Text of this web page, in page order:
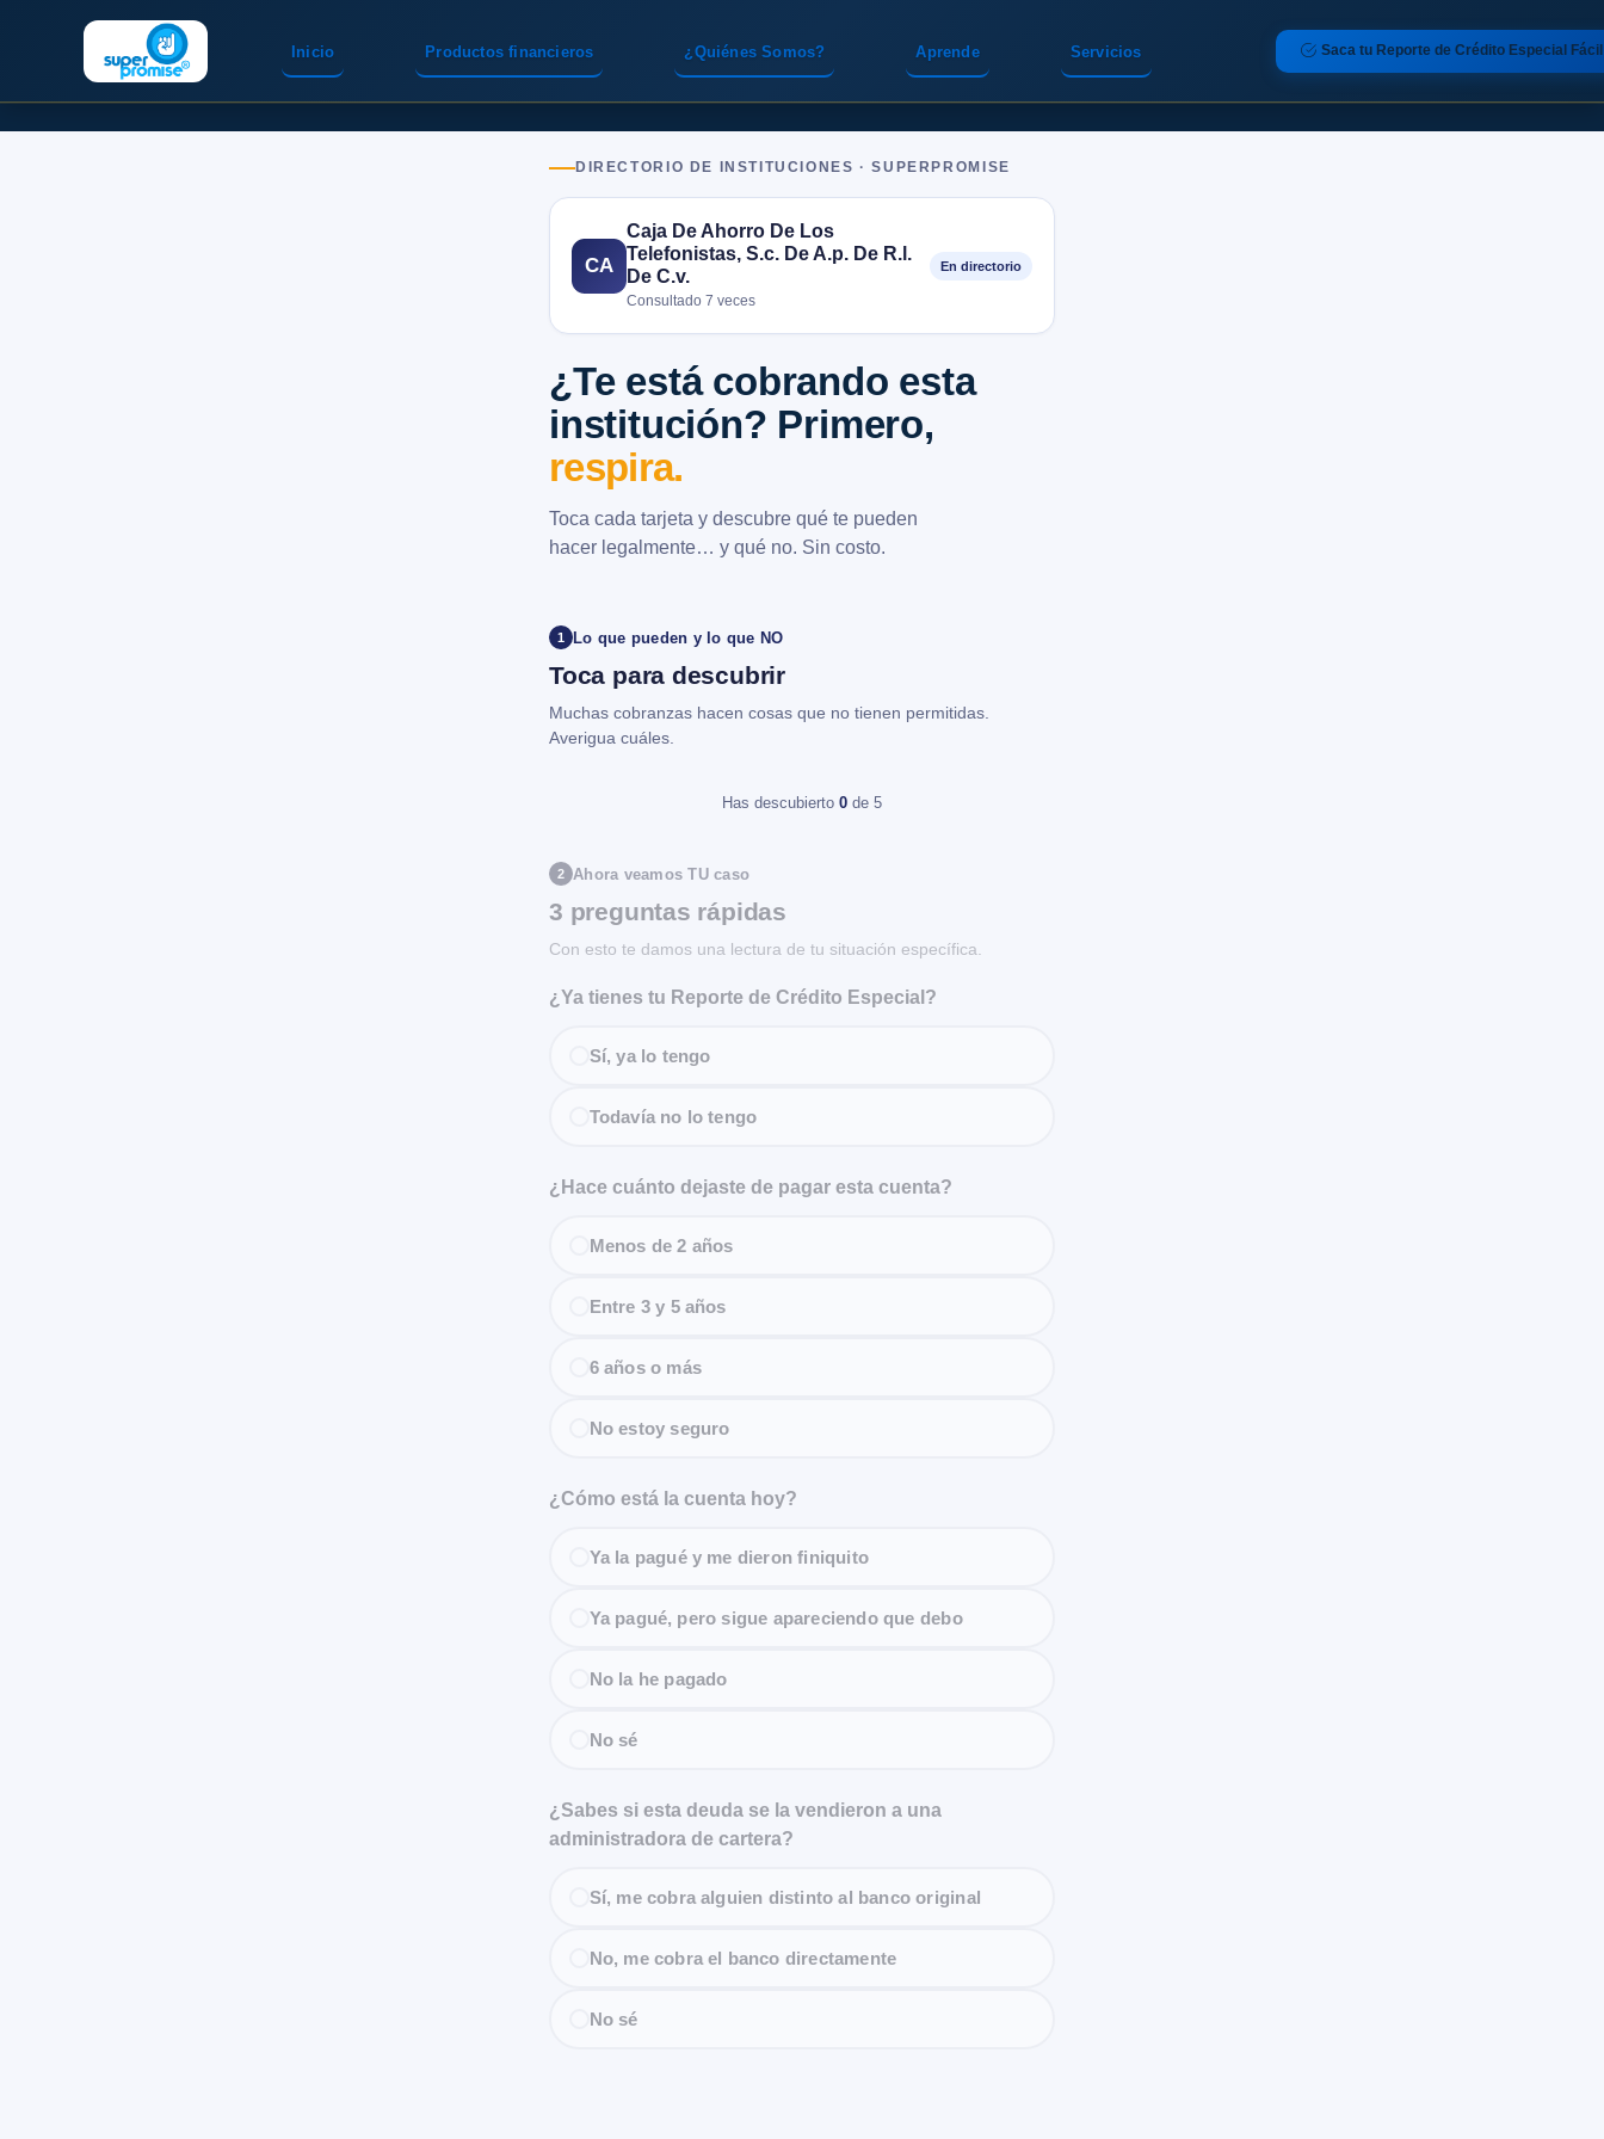
Inicio Servicios
Productos financieros ¿Quiénes Somos? Aprende Saca tu Reporte de Crédito Especial Fácil
DIRECTORIO DE INSTITUCIONES · SUPERPROMISE
CA
Caja De Ahorro De Los
Telefonistas, S.c. De A.p. De R.l.
De C.v.
Consultado 7 veces
En directorio
¿Te está cobrando esta
institución? Primero,
respira.
Toca cada tarjeta y descubre qué te pueden
hacer legalmente… y qué no. Sin costo.
1 Lo que pueden y lo que NO
Toca para descubrir
Muchas cobranzas hacen cosas que no tienen permitidas.
Averigua cuáles.
Has descubierto 0 de 5
2 Ahora veamos TU caso
3 preguntas rápidas
Con esto te damos una lectura de tu situación específica.
¿Ya tienes tu Reporte de Crédito Especial?
Sí, ya lo tengo
Todavía no lo tengo
¿Hace cuánto dejaste de pagar esta cuenta?
Menos de 2 años
Entre 3 y 5 años
6 años o más
No estoy seguro
¿Cómo está la cuenta hoy?
Ya la pagué y me dieron finiquito
Ya pagué, pero sigue apareciendo que debo
No la he pagado
No sé
¿Sabes si esta deuda se la vendieron a una
administradora de cartera?
Sí, me cobra alguien distinto al banco original
No, me cobra el banco directamente
No sé